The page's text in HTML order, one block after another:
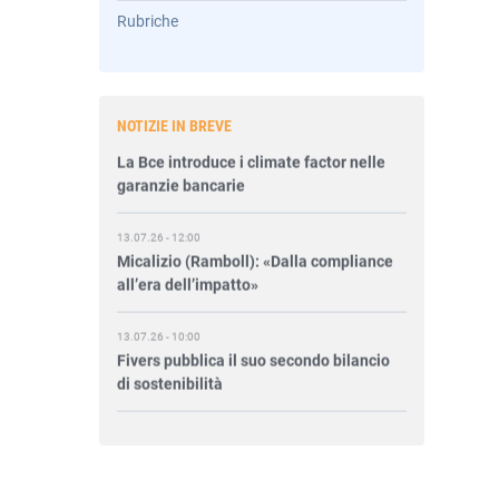
Rubriche
NOTIZIE IN BREVE
14.07.26 - 10:00
La Bce introduce i climate factor nelle
garanzie bancarie
Micalizio (Ramboll): «Dalla compliance
all’era dell’impatto»
Fivers pubblica il suo secondo bilancio
di sostenibilità